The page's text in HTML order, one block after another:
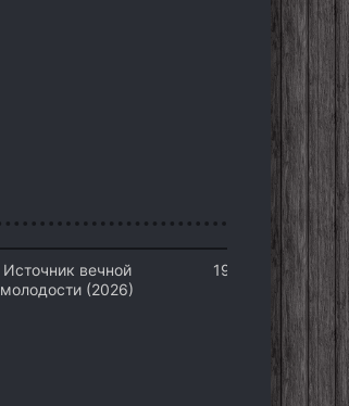
Источник вечной
молодости (2026)
1923 (2026)